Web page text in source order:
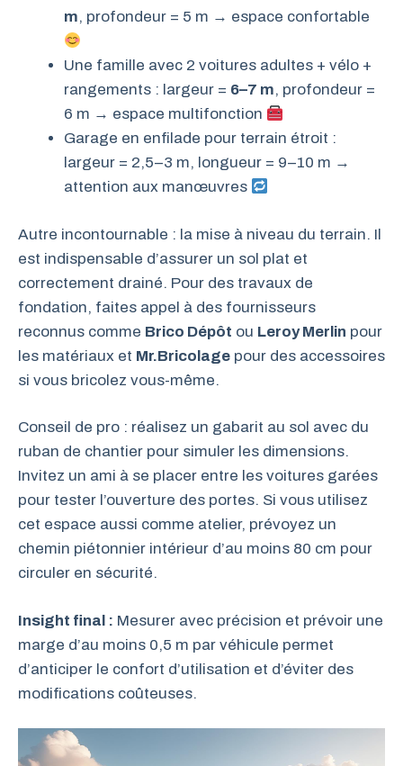
m, profondeur = 5 m → espace confortable
Une famille avec 2 voitures adultes + vélo +
rangements : largeur = 6–7 m, profondeur =
6 m → espace multifonction
Garage en enfilade pour terrain étroit :
largeur = 2,5–3 m, longueur = 9–10 m →
attention aux manœuvres
Autre incontournable : la mise à niveau du terrain. Il
est indispensable d’assurer un sol plat et
correctement drainé. Pour des travaux de
fondation, faites appel à des fournisseurs
reconnus comme Brico Dépôt ou Leroy Merlin pour
les matériaux et Mr.Bricolage pour des accessoires
si vous bricolez vous-même.
Conseil de pro : réalisez un gabarit au sol avec du
ruban de chantier pour simuler les dimensions.
Invitez un ami à se placer entre les voitures garées
pour tester l’ouverture des portes. Si vous utilisez
cet espace aussi comme atelier, prévoyez un
chemin piétonnier intérieur d’au moins 80 cm pour
circuler en sécurité.
Insight final : Mesurer avec précision et prévoir une
marge d’au moins 0,5 m par véhicule permet
d’anticiper le confort d’utilisation et d’éviter des
modifications coûteuses.